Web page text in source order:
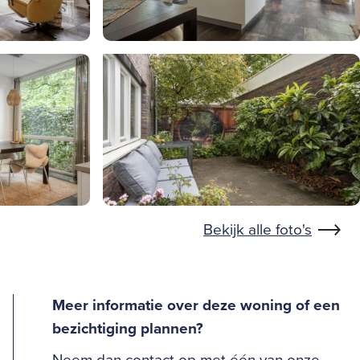
Bekijk alle foto's
Meer informatie over deze woning of een
bezichtiging plannen?